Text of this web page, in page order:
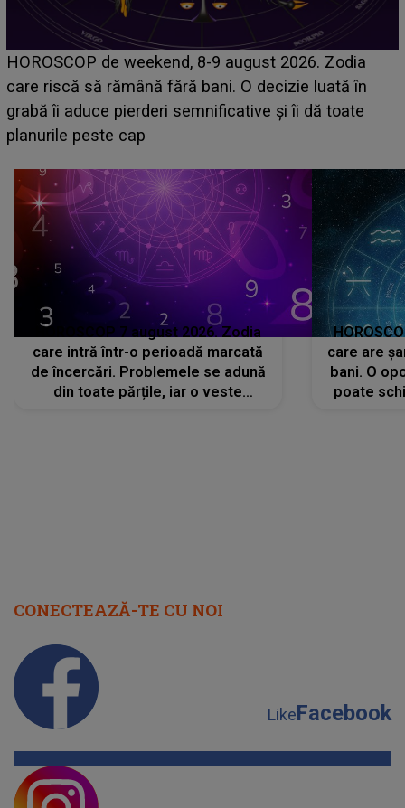
Emanuel a ținut ACEST DETALIU ASCUNS până
acum! În fața Alexandrei, concurentul din Casa Iubirii
face o MĂRTURISIRE NEAȘTEPTATĂ despre mama
sa: "I-am spus și ei în față, eu nu te iubesc pentru
HOROSCOP 7 august 2026. Zodia
care intră într-o perioadă marcată
de încercări. Problemele se adună
din toate părțile, iar o veste
care are
bani. O
poate
CONECTEAZĂ-TE CU NOI
LikeFacebook